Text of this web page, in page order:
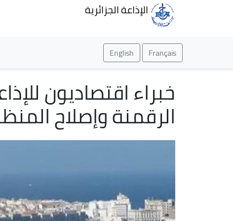
الإذاعة الجزائرية
Français
English
خبراء اقتصاديون
الرقمنة وإصلاح